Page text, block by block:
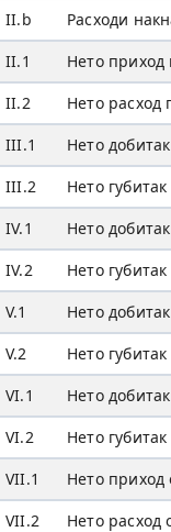
II.b
Расходи
II.1
Нето приход
II.2
Нето расход
III.1
Нето
III.2
Нето
IV.1
Нето
IV.2
Нето
V.1
Нето
V.2
Нето
VI.1
Нето
VI.2
Нето
VII.1
Нето приход
VII.2
Нето расход